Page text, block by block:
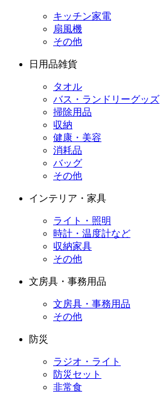
キッチン家電
扇風機
その他
日用品雑貨
タオル
バス・ランドリーグッズ
掃除用品
収納
健康・美容
消耗品
バッグ
その他
インテリア・家具
ライト・照明
時計・温度計など
収納家具
その他
文房具・事務用品
文房具・事務用品
その他
防災
ラジオ・ライト
防災セット
非常食